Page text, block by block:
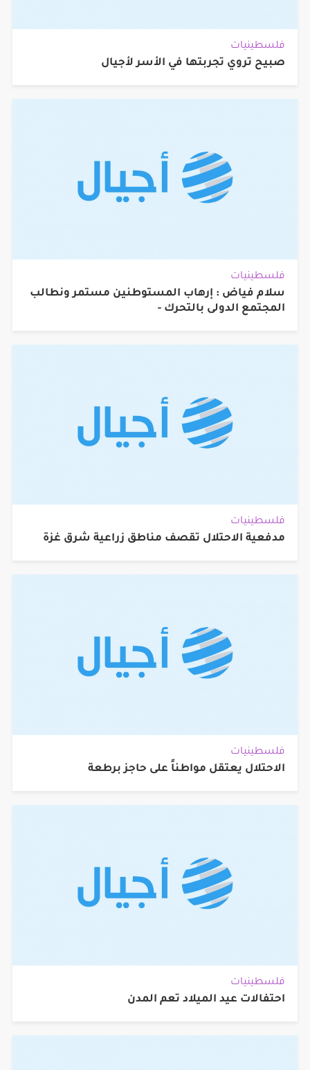
فلسطينيات
صبيح تروي تجربتها في الأسر لأجيال
فلسطينيات
سلام فياض : إرهاب المستوطنين مستمر ونطالب
المجتمع الدولى بالتحرك -
فلسطينيات
مدفعية الاحتلال تقصف مناطق زراعية شرق غزة
فلسطينيات
الاحتلال يعتقل مواطناً على حاجز برطعة
فلسطينيات
احتفالات عيد الميلاد تعم المدن